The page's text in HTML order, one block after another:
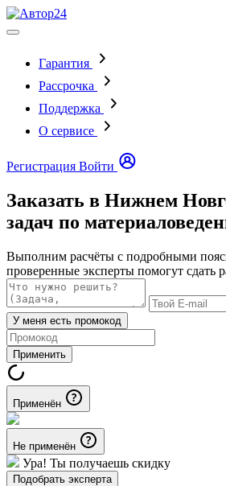
Гарантия
Рассрочка
Поддержка
О сервисе
Регистрация Войти
Заказать в Нижнем
задач по
Выполним расчёты с подробными
проверенные эксперты помогут сдать
У меня есть промокод
Применить
Применён
Не применён
Ура! Ты получаешь скидку
Подобрать эксперта